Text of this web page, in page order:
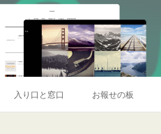
入り口と窓口 お報せの板